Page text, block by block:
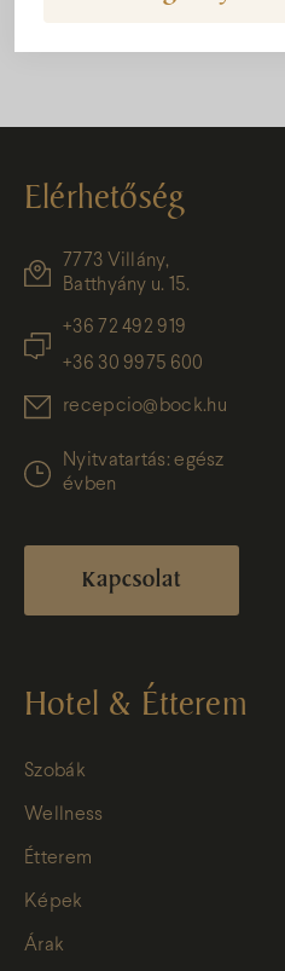
Elérhetőség
7773 Villány,
Batthyány u. 15.
+36 72 492 919
+36 30 9975 600
recepcio@bock.hu
Nyitvatartás: egész
évben
Kapcsolat
Hotel & Étterem
Szobák
Wellness
Étterem
Képek
Árak